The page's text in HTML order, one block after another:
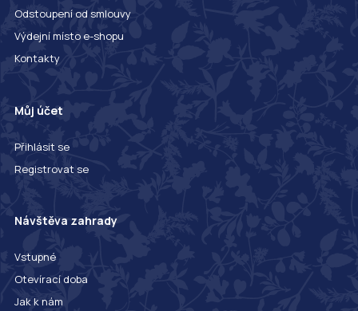
Odstoupení od smlouvy
Výdejní místo e-shopu
Kontakty
Můj účet
Přihlásit se
Registrovat se
Návštěva zahrady
Vstupné
Otevírací doba
Jak k nám